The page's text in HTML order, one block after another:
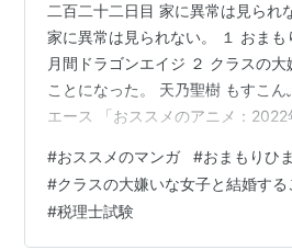
リスト::漫画作品タイトル
「月刊ドラゴンエイジ」（富士
け連載作品。
現在単行本は6巻まで発売中。
二百二十二日目 家に異常は見られ
家に異常は見られない。 １ おま
月間ドラゴンエイジ ２ クラスの
ことになった。 天乃聖樹 もすこん
エース 「おススメのアニメ：
TSUTAYAではありません。 後、
張ります。 今回はおススメのマン
す。 １ おまもりひまり 的良みらん
#おススメのマンガ #おまもりひ
#クラスの大嫌いな女子と結婚する
#税理士試験